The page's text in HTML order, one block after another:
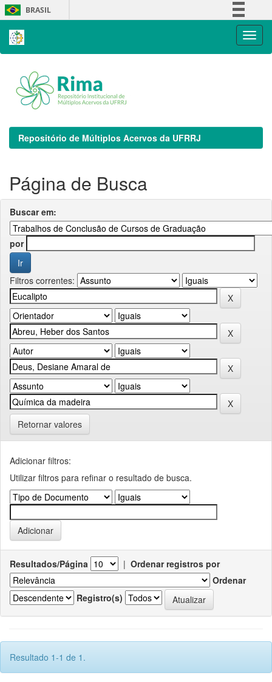
Skip
navigation
BRASIL
Repositório de Múltiplos Acervos da UFRRJ
Página de Busca
Buscar em:
por
Filtros correntes:
Retornar valores
Adicionar filtros:
Utilizar filtros para refinar o resultado de busca.
Resultados/Página | Ordenar registros por
Ordenar
Registro(s)
Resultado 1-1 de 1.